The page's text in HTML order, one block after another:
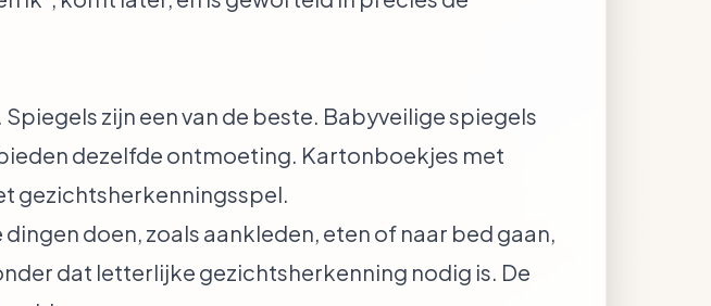
zijn een van de beste. Babyveilige spiegels
dezelfde ontmoeting. Kartonboekjes met
gezichtsherkenningsspel.
doen, zoals aankleden, eten of naar bed gaan,
dat letterlijke gezichtsherkenning nodig is. De